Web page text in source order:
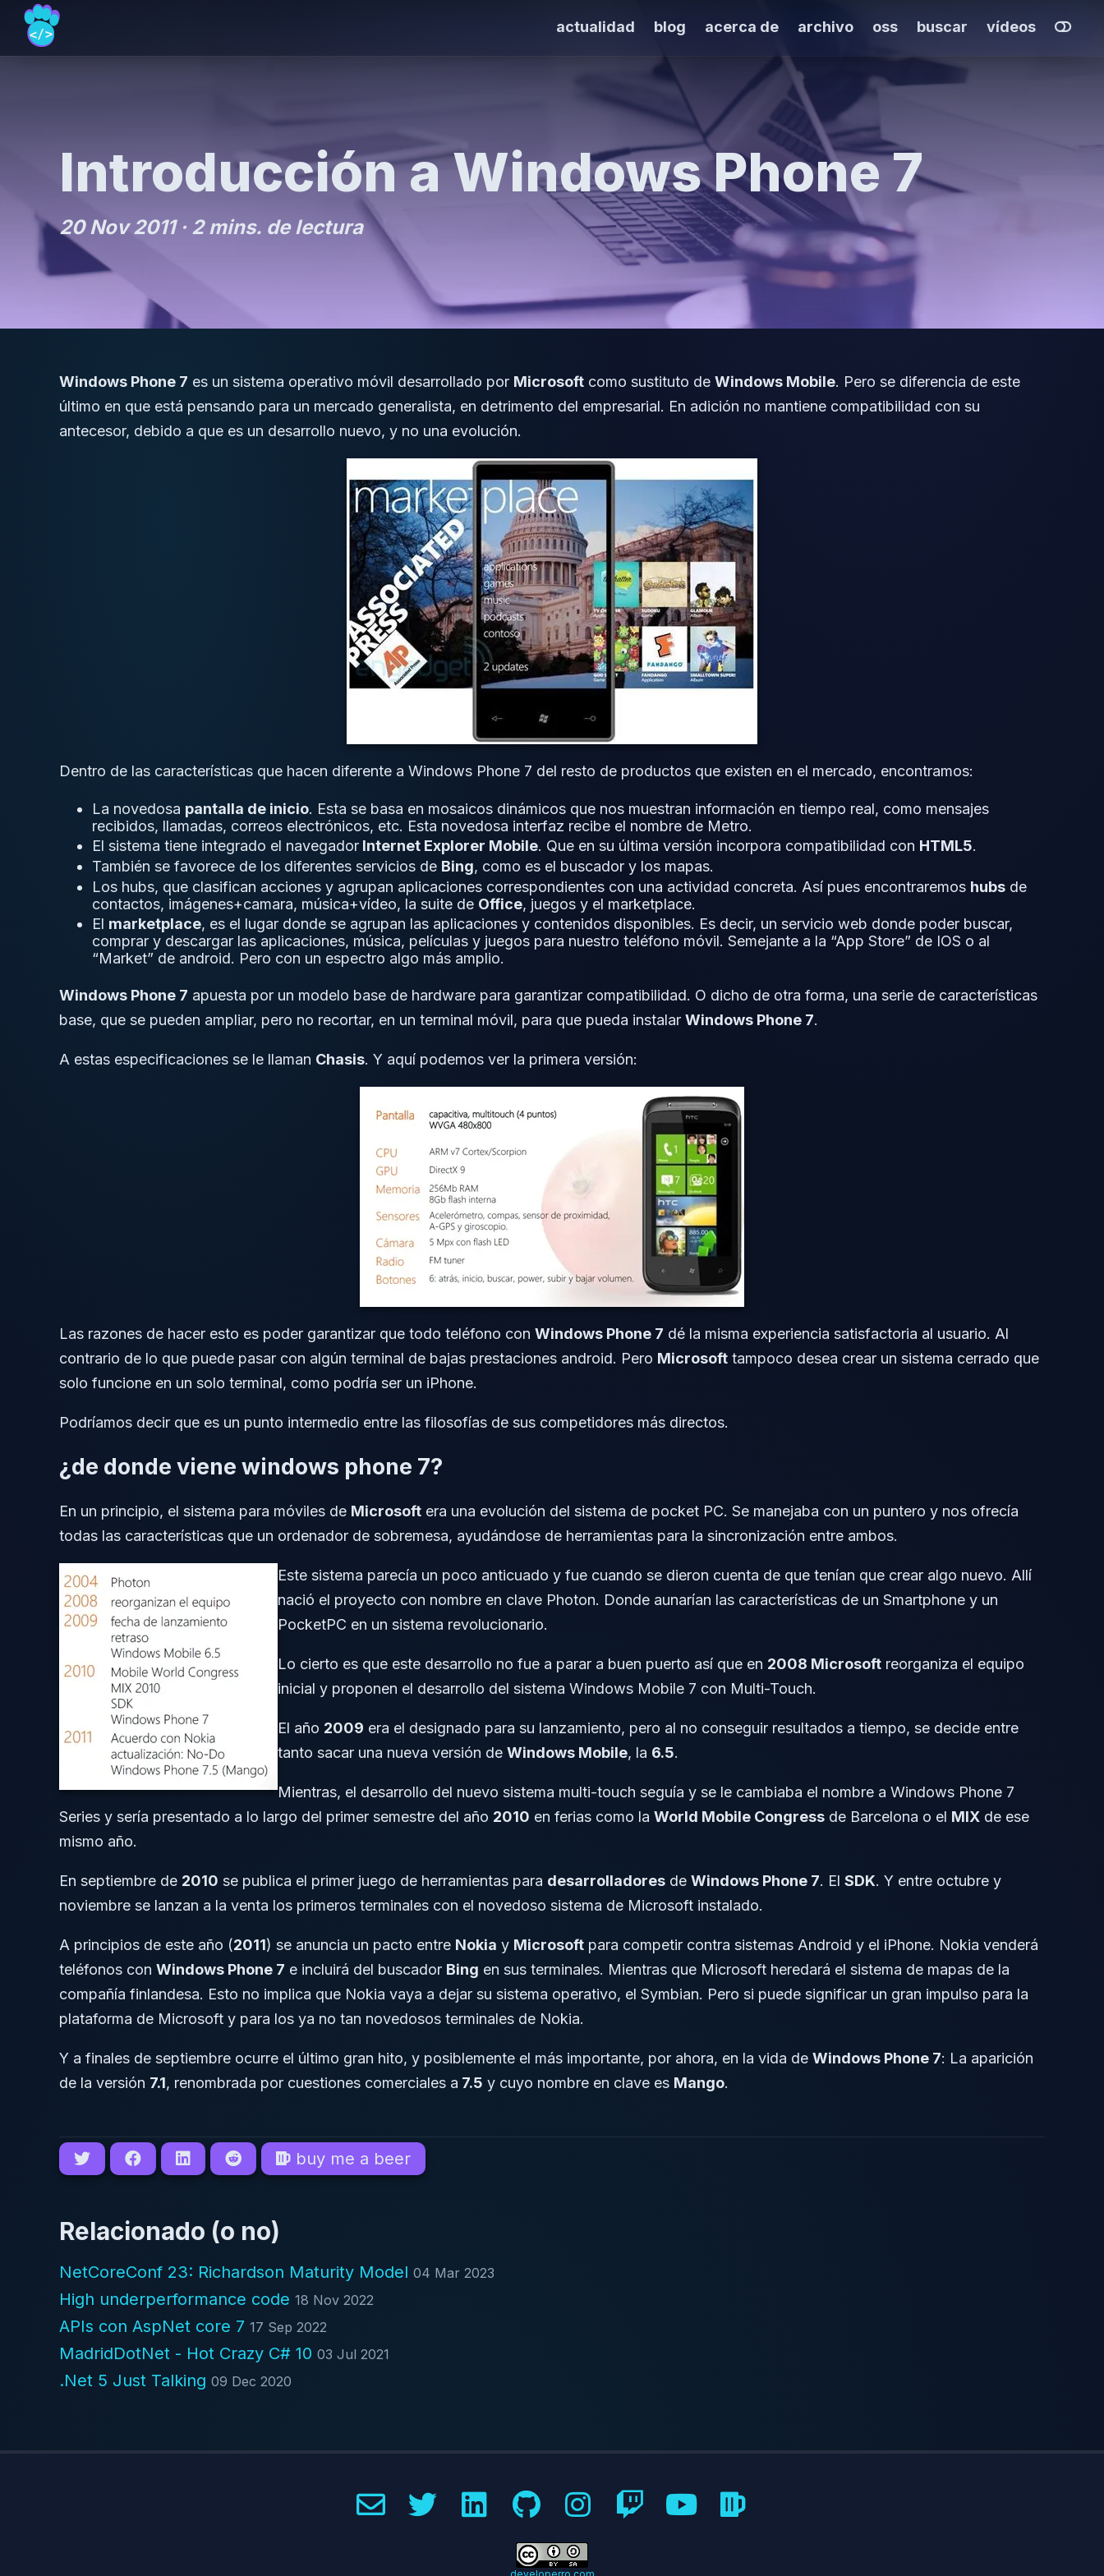
actualidad blog acerca de archivo oss buscar vídeos
Introducción a Windows Phone 7
20 Nov 2011 · 2 mins. de lectura
Windows Phone 7 es un sistema operativo móvil desarrollado por Microsoft como sustituto de Windows Mobile. Pero se diferencia de este
último en que está pensando para un mercado generalista, en detrimento del empresarial. En adición no mantiene compatibilidad con su
antecesor, debido a que es un desarrollo nuevo, y no una evolución.
Dentro de las características que hacen diferente a Windows Phone 7 del resto de productos que existen en el mercado, encontramos:
La novedosa pantalla de inicio. Esta se basa en mosaicos dinámicos que nos muestran información en tiempo real, como mensajes
recibidos, llamadas, correos electrónicos, etc. Esta novedosa interfaz recibe el nombre de Metro.
El sistema tiene integrado el navegador Internet Explorer Mobile. Que en su última versión incorpora compatibilidad con HTML5.
También se favorece de los diferentes servicios de Bing, como es el buscador y los mapas.
Los hubs, que clasifican acciones y agrupan aplicaciones correspondientes con una actividad concreta. Así pues encontraremos hubs de
contactos, imágenes+camara, música+vídeo, la suite de Office, juegos y el marketplace.
El marketplace, es el lugar donde se agrupan las aplicaciones y contenidos disponibles. Es decir, un servicio web donde poder buscar,
comprar y descargar las aplicaciones, música, películas y juegos para nuestro teléfono móvil. Semejante a la “App Store” de IOS o al
“Market” de android. Pero con un espectro algo más amplio.
Windows Phone 7 apuesta por un modelo base de hardware para garantizar compatibilidad. O dicho de otra forma, una serie de características
base, que se pueden ampliar, pero no recortar, en un terminal móvil, para que pueda instalar Windows Phone 7.
A estas especificaciones se le llaman Chasis. Y aquí podemos ver la primera versión:
Las razones de hacer esto es poder garantizar que todo teléfono con Windows Phone 7 dé la misma experiencia satisfactoria al usuario. Al
contrario de lo que puede pasar con algún terminal de bajas prestaciones android. Pero Microsoft tampoco desea crear un sistema cerrado que
solo funcione en un solo terminal, como podría ser un iPhone.
Podríamos decir que es un punto intermedio entre las filosofías de sus competidores más directos.
¿de donde viene windows phone 7?
En un principio, el sistema para móviles de Microsoft era una evolución del sistema de pocket PC. Se manejaba con un puntero y nos ofrecía
todas las características que un ordenador de sobremesa, ayudándose de herramientas para la sincronización entre ambos.
Este sistema parecía un poco anticuado y fue cuando se dieron cuenta de que tenían que crear algo nuevo. Allí
nació el proyecto con nombre en clave Photon. Donde aunarían las características de un Smartphone y un
PocketPC en un sistema revolucionario.
Lo cierto es que este desarrollo no fue a parar a buen puerto así que en 2008 Microsoft reorganiza el equipo
inicial y proponen el desarrollo del sistema Windows Mobile 7 con Multi-Touch.
El año 2009 era el designado para su lanzamiento, pero al no conseguir resultados a tiempo, se decide entre
tanto sacar una nueva versión de Windows Mobile, la 6.5.
Mientras, el desarrollo del nuevo sistema multi-touch seguía y se le cambiaba el nombre a Windows Phone 7
Series y sería presentado a lo largo del primer semestre del año 2010 en ferias como la World Mobile Congress de Barcelona o el MIX de ese
mismo año.
En septiembre de 2010 se publica el primer juego de herramientas para desarrolladores de Windows Phone 7. El SDK. Y entre octubre y
noviembre se lanzan a la venta los primeros terminales con el novedoso sistema de Microsoft instalado.
A principios de este año (2011) se anuncia un pacto entre Nokia y Microsoft para competir contra sistemas Android y el iPhone. Nokia venderá
teléfonos con Windows Phone 7 e incluirá del buscador Bing en sus terminales. Mientras que Microsoft heredará el sistema de mapas de la
compañía finlandesa. Esto no implica que Nokia vaya a dejar su sistema operativo, el Symbian. Pero si puede significar un gran impulso para la
plataforma de Microsoft y para los ya no tan novedosos terminales de Nokia.
Y a finales de septiembre ocurre el último gran hito, y posiblemente el más importante, por ahora, en la vida de Windows Phone 7: La aparición
de la versión 7.1, renombrada por cuestiones comerciales a 7.5 y cuyo nombre en clave es Mango.
buy me a beer
Relacionado (o no)
NetCoreConf 23: Richardson Maturity Model 04 Mar 2023
High underperformance code 18 Nov 2022
APIs con AspNet core 7 17 Sep 2022
MadridDotNet - Hot Crazy C# 10 03 Jul 2021
.Net 5 Just Talking 09 Dec 2020